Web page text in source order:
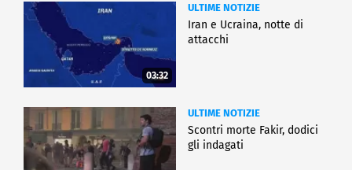
03:32
ULTIME NOTIZIE
Iran e Ucraina, notte di
attacchi
ULTIME NOTIZIE
Scontri morte Fakir, dodici
gli indagati